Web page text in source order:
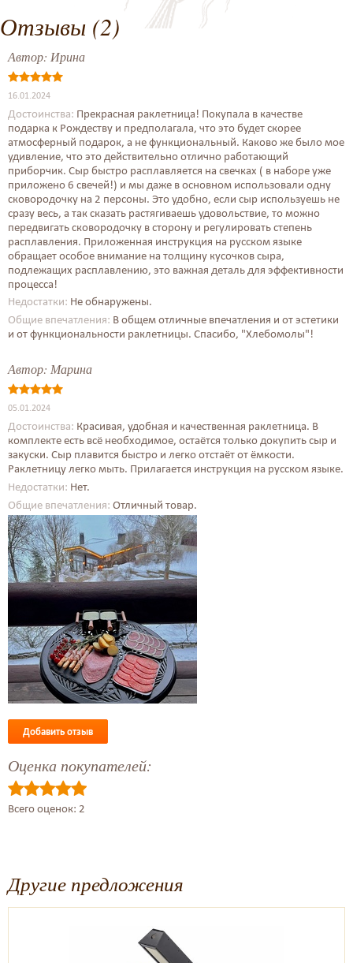
Отзывы (2)
Автор: Ирина
16.01.2024
Достоинства: Прекрасная раклетница! Покупала в качестве
подарка к Рождеству и предполагала, что это будет скорее
атмосферный подарок, а не функциональный. Каково же было мое
удивление, что это действительно отлично работающий
приборчик. Сыр быстро расплавляется на свечках ( в наборе уже
приложено 6 свечей!) и мы даже в основном использовали одну
сковородочку на 2 персоны. Это удобно, если сыр используешь не
сразу весь, а так сказать растягиваешь удовольствие, то можно
передвигать сковородочку в сторону и регулировать степень
расплавления. Приложенная инструкция на русском языке
обращает особое внимание на толщину кусочков сыра,
подлежащих расплавлению, это важная деталь для эффективности
процесса!
Недостатки: Не обнаружены.
Общие впечатления: В общем отличные впечатления и от эстетики
и от функциональности раклетницы. Спасибо, "Хлебомолы"!
Автор: Марина
05.01.2024
Достоинства: Красивая, удобная и качественная раклетница. В
комплекте есть всё необходимое, остаётся только докупить сыр и
закуски. Сыр плавится быстро и легко отстаёт от ёмкости.
Раклетницу легко мыть. Прилагается инструкция на русском языке.
Недостатки: Нет.
Общие впечатления: Отличный товар.
Добавить отзыв
Оценка покупателей:
Всего оценок: 2
Другие предложения